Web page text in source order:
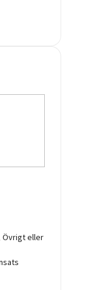
Övrigt eller